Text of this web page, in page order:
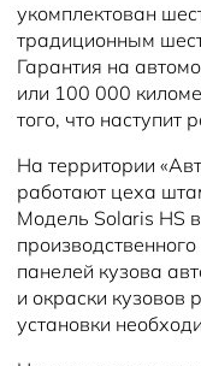
укомплектован
традиционным
Гарантия на
или 100 000
того, что наступит
На территории
работают цеха
Модель Solaris HS
панелей кузова
и окраски кузовов
установки